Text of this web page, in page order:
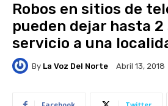
Robos en sitios de
pueden dejar hasta 2
servicio a una
By La Voz Del Norte Abril 13, 2018